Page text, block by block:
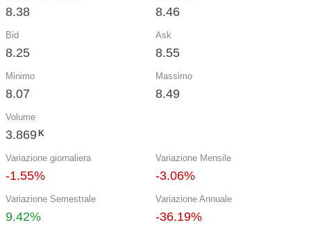
8.38 8.46
Bid
8.25
Ask
8.55
Minimo
8.07
Massimo
8.49
Volume
3.869 K
Variazione giornaliera
-1.55%
Variazione Mensile
-3.06%
Variazione Semestrale
9.42%
Variazione Annuale
-36.19%